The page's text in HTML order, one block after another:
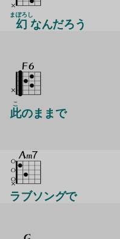
幻
まぼろし
なんだろう
此
こ
のままで
ラブソングで